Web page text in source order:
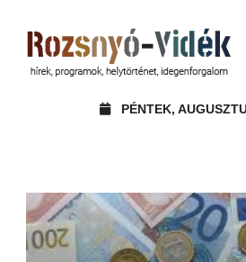
PÉNTEK,